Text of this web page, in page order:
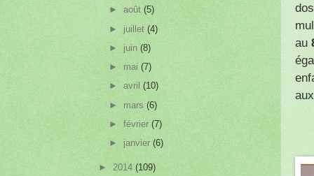
au
►août(5)
► juillet(4)
►juin(8)
► mai(7)
►avril(10)
► mars(6)
►février(7)
► janvier(6)
► 2014 (109)